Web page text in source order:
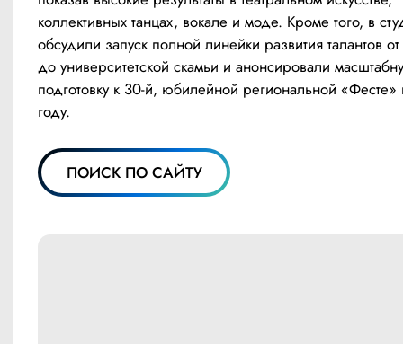
коллективных танцах, вокале и моде. Кроме того, в
обсудили запуск полной линейки развития талантов
до университетской скамьи и анонсировали
подготовку к 30-й, юбилейной региональной
году.
ПОИСК ПО САЙТУ